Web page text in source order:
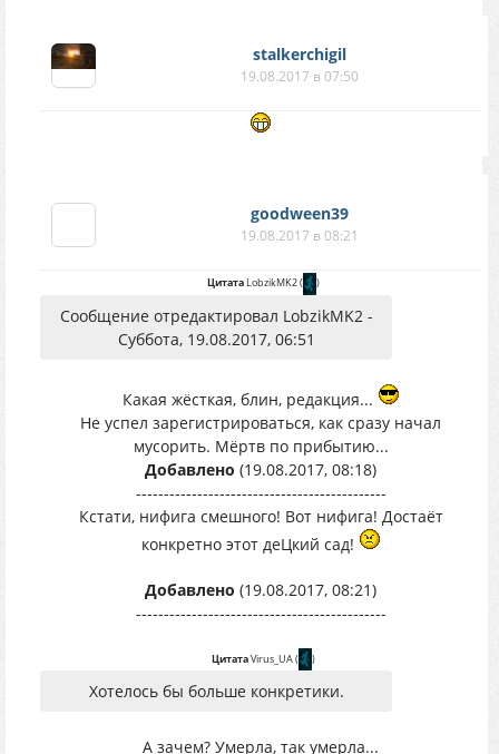
stalkerchigil
19.08.2017 в 07:50
goodween39
19.08.2017 в 08:21
ЦитатаLobzikMK2( )
Сообщение отредактировал LobzikMK2 -
Суббота, 19.08.2017, 06:51
Какая жёсткая, блин, редакция...
Не успел зарегистрироваться, как сразу начал
мусорить. Мёртв по прибытию...
Добавлено (19.08.2017, 08:18)
---------------------------------------------
Кстати, нифига смешного! Вот нифига! Достаёт
конкретно этот деЦкий сад!
Добавлено (19.08.2017, 08:21)
---------------------------------------------
ЦитатаVirus_UA( )
Хотелось бы больше конкретики.
А зачем? Умерла, так умерла...